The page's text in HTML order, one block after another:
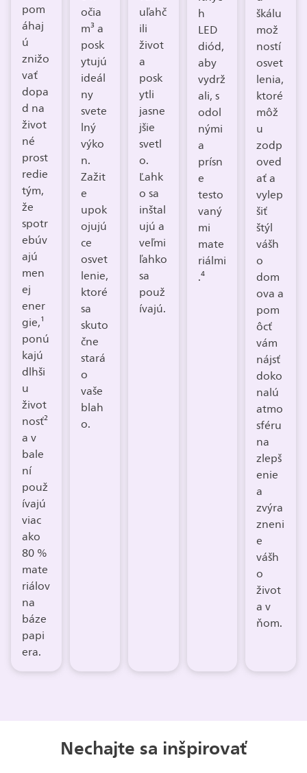
pom
áhaj
ú
znižo
vať
dopa
d na
život
né
prost
redie
tým,
že
spotr
ebúv
ajú
men
ej
ener
gie,¹
ponú
kajú
dlhši
u
život
nosť²
a v
bale
ní
použ
ívajú
viac
ako
80 %
mate
riálov
na
báze
papi
era.
očia
m³ a
posk
ytujú
ideál
ny
svete
lný
výko
n.
Zažit
e
upok
ojujú
ce
osvet
lenie,
ktoré
sa
skuto
čne
stará
o
vaše
blah
o.
uľahč
ili
život
a
posk
ytli
jasne
jšie
svetl
o.
Ľahk
o sa
inštal
ujú a
veľmi
ľahko
sa
použ
ívajú.
h
LED
diód,
aby
vydrž
ali, s
odol
nými
a
prísn
e
testo
vaný
mi
mate
riálmi
.⁴
škálu
mož
ností
osvet
lenia,
ktoré
môž
u
zodp
oved
ať a
vylep
šiť
štýl
vášh
o
dom
ova a
pom
ôcť
vám
nájsť
doko
nalú
atmo
sféru
na
zlepš
enie
a
zvýra
zneni
e
vášh
o
život
a v
ňom.
Nechajte sa inšpirovať